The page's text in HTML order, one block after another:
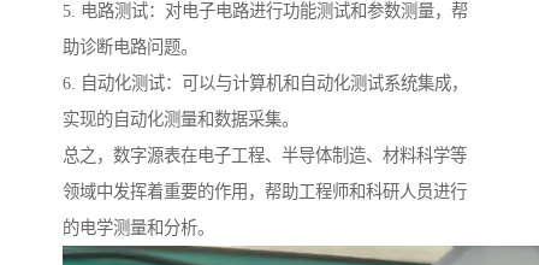
5. 电路测试：对电子电路进行功能测试和参数测量，帮
助诊断电路问题。
6. 自动化测试：可以与计算机和自动化测试系统集成，
实现的自动化测量和数据采集。
总之，数字源表在电子工程、半导体制造、材料科学等
领域中发挥着重要的作用，帮助工程师和科研人员进行
的电学测量和分析。